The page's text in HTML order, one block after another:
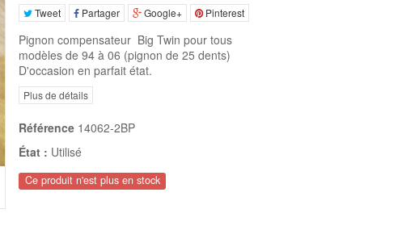
Tweet Partager Google+ Pinterest
Pignon compensateur Big Twin pour tous
modèles de 94 à 06 (pignon de 25 dents)
D'occasion en parfait état.
Plus de détails
Référence 14062-2BP
État : Utilisé
Ce produit n'est plus en stock